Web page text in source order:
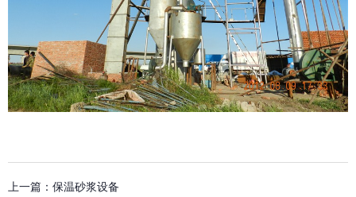
上一篇： 保温砂浆设备